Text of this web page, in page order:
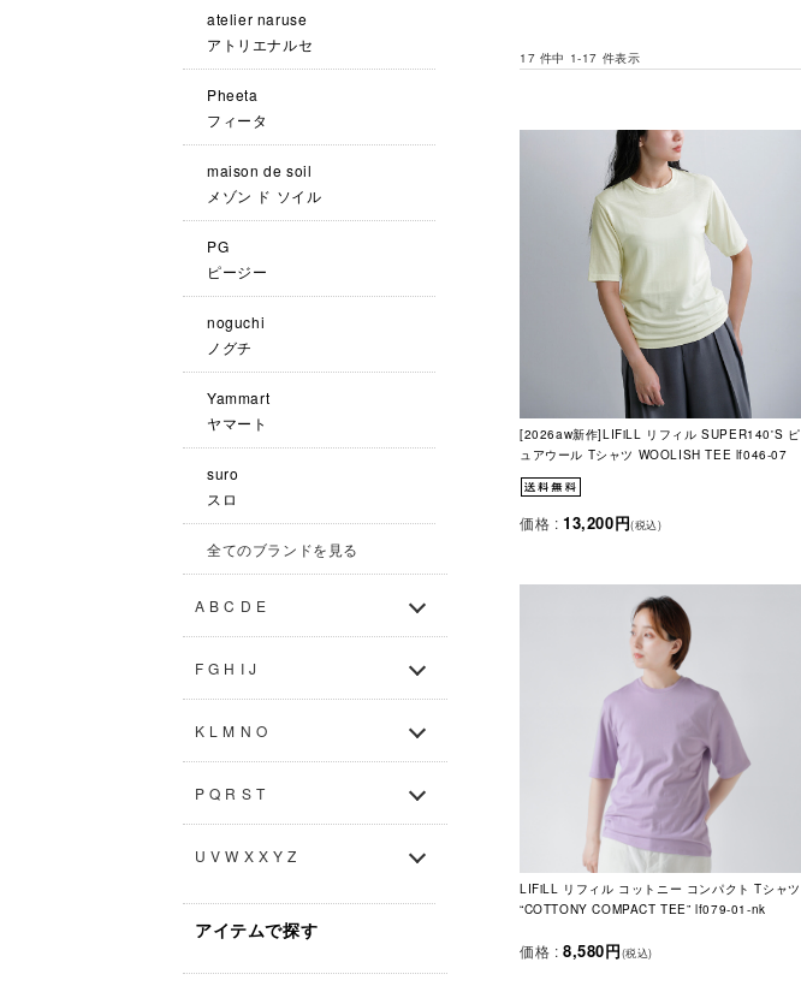
atelier naruse
アトリエナルセ
Pheeta
フィータ
maison de soil
メゾン ド ソイル
PG
ピージー
noguchi
ノグチ
Yammart
ヤマート
suro
スロ
全てのブランドを見る
A B C D E
F G H I J
K L M N O
P Q R S T
U V W X X Y Z
アイテムで探す
17 件中 1-17 件表示
[2026aw新作]LIFiLL リフィル SUPER140'S ピ
ュアウール Tシャツ WOOLISH TEE lf046-07
価格 : 13,200円(税込)
LIFiLL リフィル コットニー コンパクト Tシャツ
“COTTONY COMPACT TEE” lf079-01-nk
価格 : 8,580円(税込)